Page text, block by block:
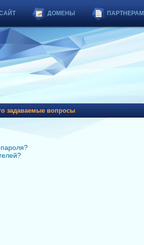
ДОМЕНЫ ПАРТНЕРАМ
задаваемые вопросы